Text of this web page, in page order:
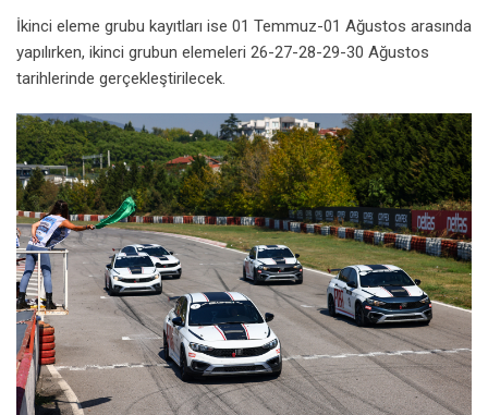
İkinci eleme grubu kayıtları ise 01 Temmuz-01 Ağustos arasında
yapılırken, ikinci grubun elemeleri 26-27-28-29-30 Ağustos
tarihlerinde gerçekleştirilecek.